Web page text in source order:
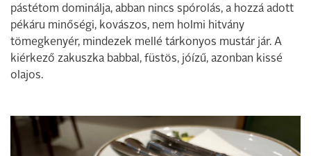
pástétom dominálja, abban nincs spórolás, a hozzá adott
pékáru minőségi, kovászos, nem holmi hitvány
tömegkenyér, mindezek mellé tárkonyos mustár jár. A
kiérkező zakuszka babbal, füstös, jóízű, azonban kissé
olajos.